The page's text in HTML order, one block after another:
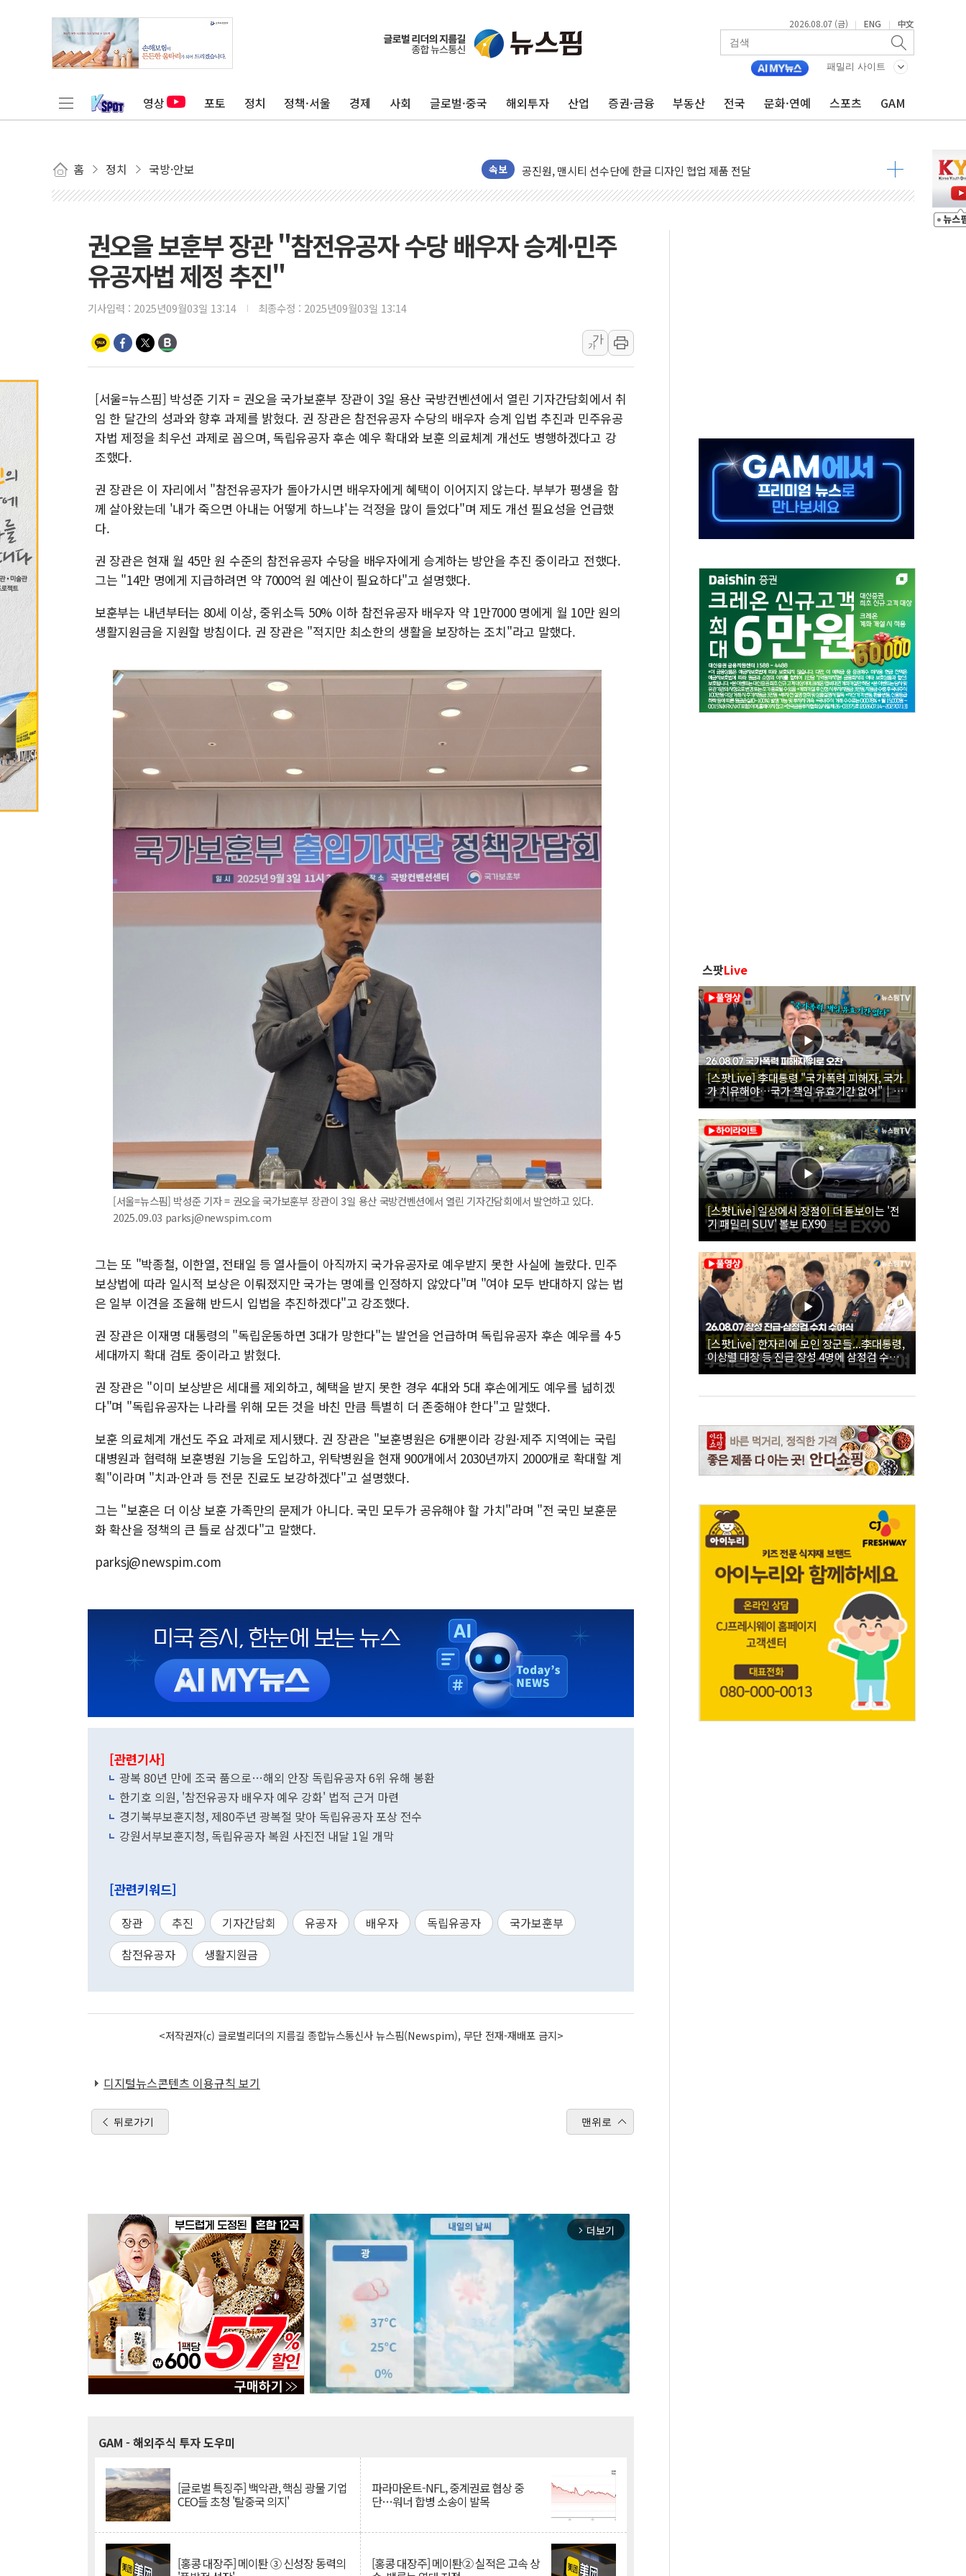
2026.08.07 (금) | ENG | 中文
패밀리 사이트
영상 포토 정치 정책·서울 경제 사회 글로벌·중국 해외투자 산업 증권·금융 부동산 전국 문화·연예 스포츠 GAM
홈 정치 국방·안보 속보
외교부, 美 의원들 정통망법 비판에 반박..."디지털 환경 변화에 따른 것"
'세기의 거래', 인도 50조원 규모 라팔 도입 속도...프랑스 인도에 판매 제안서 제출
공진원, 맨시티 선수단에 한글 디자인 협업 제품 전달
GS25 '소비뇽레몬블랑하이볼', 레드닷 디자인 어워드 수상
신세계百, 포트넘앤메이슨 9주년 여름 기획세트 출시
[기자수첩] ISA 개편, 국장 살리기보다 투자자 설득이 먼저
[뉴스핌 뉴스레터 Today ANDA] 8월 7일
NXT, 12일부터 프리마켓 상·하한가 주문 제한…'SK하이닉스 사태' 재발 방지
미일 환율공조 뒷말 무성..."맘대로 팔지도 못하는데 무슨 기축통화"
우유자조금, 노인복지관 찾아 어르신 우유 지원 점검
더본코리아 롤링파스타, 파브리 셰프 모델 발탁
4자 연합 균열에 분쟁 재점화 조짐…한미 지배구조 다시 요동
금호석유화학, 2분기 영업익 4배 '껑충'…전부문 약진
CJ올리브영 흔드는 '신흥 강자' 다이소·시코르…뷰티 유통 지각변동 본격화
권오을 보훈부 장관 "참전유공자 수당 배우자 승계·민주
유공자법 제정 추진"
기사입력 : 2025년09월03일 13:14 최종수정 : 2025년09월03일 13:14
가
가
[서울=뉴스핌] 박성준 기자 = 권오을 국가보훈부 장관이 3일 용산 국방컨벤션에서 열린 기자간담회에서 취
임 한 달간의 성과와 향후 과제를 밝혔다. 권 장관은 참전유공자 수당의 배우자 승계 입법 추진과 민주유공
자법 제정을 최우선 과제로 꼽으며, 독립유공자 후손 예우 확대와 보훈 의료체계 개선도 병행하겠다고 강
조했다.
권 장관은 이 자리에서 "참전유공자가 돌아가시면 배우자에게 혜택이 이어지지 않는다. 부부가 평생을 함
께 살아왔는데 '내가 죽으면 아내는 어떻게 하느냐'는 걱정을 많이 들었다"며 제도 개선 필요성을 언급했
다.
권 장관은 현재 월 45만 원 수준의 참전유공자 수당을 배우자에게 승계하는 방안을 추진 중이라고 전했다.
그는 "14만 명에게 지급하려면 약 7000억 원 예산이 필요하다"고 설명했다.
보훈부는 내년부터는 80세 이상, 중위소득 50% 이하 참전유공자 배우자 약 1만7000 명에게 월 10만 원의
생활지원금을 지원할 방침이다. 권 장관은 "적지만 최소한의 생활을 보장하는 조치"라고 말했다.
[서울=뉴스핌] 박성준 기자 = 권오을 국가보훈부 장관이 3일 용산 국방컨벤션에서 열린 기자간담회에서 발언하고 있다.
2025.09.03 parksj@newspim.com
그는 또 "박종철, 이한열, 전태일 등 열사들이 아직까지 국가유공자로 예우받지 못한 사실에 놀랐다. 민주
보상법에 따라 일시적 보상은 이뤄졌지만 국가는 명예를 인정하지 않았다"며 "여야 모두 반대하지 않는 법
은 일부 이견을 조율해 반드시 입법을 추진하겠다"고 강조했다.
권 장관은 이재명 대통령의 "독립운동하면 3대가 망한다"는 발언을 언급하며 독립유공자 후손 예우를 4·5
세대까지 확대 검토 중이라고 밝혔다.
권 장관은 "이미 보상받은 세대를 제외하고, 혜택을 받지 못한 경우 4대와 5대 후손에게도 예우를 넓히겠
다"며 "독립유공자는 나라를 위해 모든 것을 바친 만큼 특별히 더 존중해야 한다"고 말했다.
보훈 의료체계 개선도 주요 과제로 제시됐다. 권 장관은 "보훈병원은 6개뿐이라 강원·제주 지역에는 국립
대병원과 협력해 보훈병원 기능을 도입하고, 위탁병원을 현재 900개에서 2030년까지 2000개로 확대할 계
획"이라며 "치과·안과 등 전문 진료도 보강하겠다"고 설명했다.
그는 "보훈은 더 이상 보훈 가족만의 문제가 아니다. 국민 모두가 공유해야 할 가치"라며 "전 국민 보훈문
화 확산을 정책의 큰 틀로 삼겠다"고 말했다.
parksj@newspim.com
[관련기사]
광복 80년 만에 조국 품으로…해외 안장 독립유공자 6위 유해 봉환
한기호 의원, '참전유공자 배우자 예우 강화' 법적 근거 마련
경기북부보훈지청, 제80주년 광복절 맞아 독립유공자 포상 전수
강원서부보훈지청, 독립유공자 복원 사진전 내달 1일 개막
[관련키워드]
장관 추진 기자간담회 유공자 배우자 독립유공자
국가보훈부
참전유공자
생활지원금
<저작권자(c) 글로벌리더의 지름길 종합뉴스통신사 뉴스핌(Newspim), 무단 전재-재배포 금지>
디지털뉴스콘텐츠 이용규칙 보기
뒤로가기 맨위로
arrow_forward_ios 더보기
GAM - 해외주식 투자 도우미
[글로벌 특징주] 백악관, 핵심 광물 기업
CEO들 초청 '탈중국 의지'
파라마운트-NFL, 중계권료 협상 중
단…워너 합병 소송이 발목
[홍콩 대장주] 메이퇀 ③ 신성장 동력의 [홍콩 대장주] 메이퇀② 실적은 고속 상
스팟Live
[스팟Live] 李대통령 "국가폭력 피해자, 국가
가 치유해야…국가 책임 유효기간 없어"｜
26.08.07 국가폭력 피해자 위로 오찬
[스팟Live] 일상에서 장점이 더 돋보이는 '전
기 패밀리 SUV' 볼보 EX90
[스팟Live] 한자리에 모인 장군들...李대통령,
이상렬 대장 등 진급 장성 4명에 삼정검 수치
직접 수여｜26.08.07 장성 진급·삼정검 수치